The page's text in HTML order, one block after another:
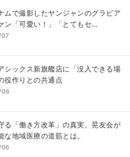
ムで撮影したヤンジャンのグラビア
ン「可愛い！」「とてもセ…
シックス新旗艦店に「没入できる場
作りとの共通点
06
る「働き方改革」の真実。晃友会が
な地域医療の道筋とは。
06